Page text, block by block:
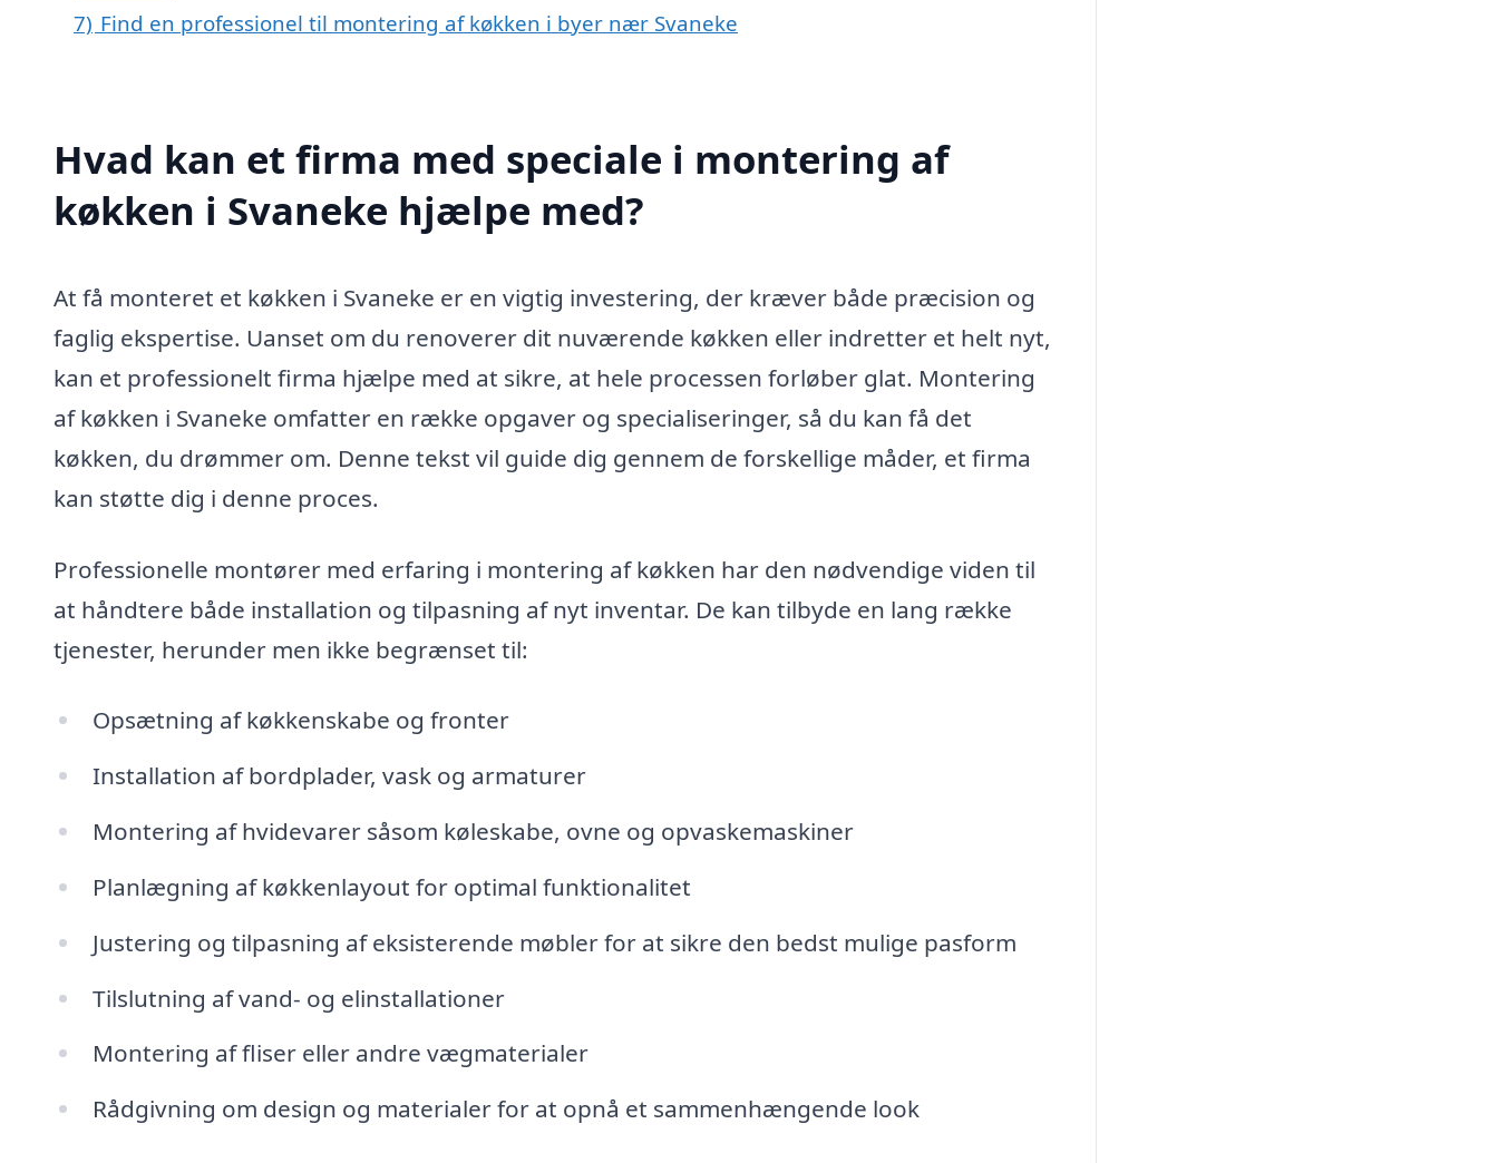
7) Find en professionel til montering af køkken i byer nær Svaneke
Hvad kan et firma med speciale i montering af
køkken i Svaneke hjælpe med?
At få monteret et køkken i Svaneke er en vigtig investering, der kræver både præcision og
faglig ekspertise. Uanset om du renoverer dit nuværende køkken eller indretter et helt nyt,
kan et professionelt firma hjælpe med at sikre, at hele processen forløber glat. Montering
af køkken i Svaneke omfatter en række opgaver og specialiseringer, så du kan få det
køkken, du drømmer om. Denne tekst vil guide dig gennem de forskellige måder, et firma
kan støtte dig i denne proces.
Professionelle montører med erfaring i montering af køkken har den nødvendige viden til
at håndtere både installation og tilpasning af nyt inventar. De kan tilbyde en lang række
tjenester, herunder men ikke begrænset til:
Opsætning af køkkenskabe og fronter
Installation af bordplader, vask og armaturer
Montering af hvidevarer såsom køleskabe, ovne og opvaskemaskiner
Planlægning af køkkenlayout for optimal funktionalitet
Justering og tilpasning af eksisterende møbler for at sikre den bedst mulige pasform
Tilslutning af vand- og elinstallationer
Montering af fliser eller andre vægmaterialer
Rådgivning om design og materialer for at opnå et sammenhængende look